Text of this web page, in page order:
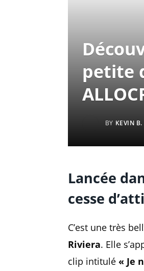
petite
BY KEVIN B.
Lancée
cesse
C’est une très
Riviera. Elle
clip intitulé « Je